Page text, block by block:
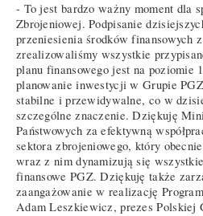
- To jest bardzo ważny moment dla
Zbrojeniowej. Podpisanie
przeniesienia środków finansowych
zrealizowaliśmy wszystkie
planu finansowego jest na poziomie
planowanie inwestycji w Grupie
stabilne i przewidywalne, co w
szczególne znaczenie. Dziękuję
Państwowych za efektywną
sektora zbrojeniowego, który
wraz z nim dynamizują się
finansowe PGZ. Dziękuję także
zaangażowanie w realizację
Adam Leszkiewicz, prezes Polskiej